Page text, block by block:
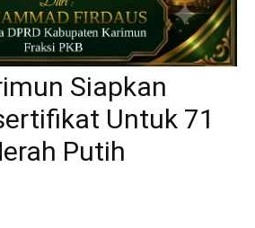
Siapkan
Untuk 71
Putih